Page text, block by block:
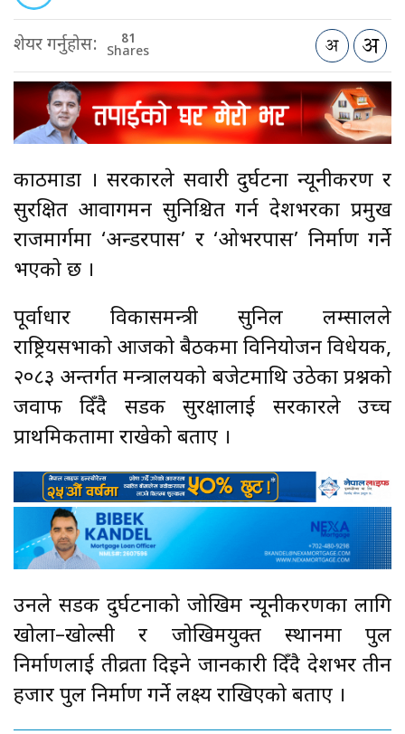
शेयर गर्नुहोस: 81
Shares
काठमाडौँ । सरकारले सवारी दुर्घटना न्यूनीकरण र
सुरक्षित आवागमन सुनिश्चित गर्न देशभरका प्रमुख
राजमार्गमा ‘अन्डरपास’ र ‘ओभरपास’ निर्माण गर्ने
भएको छ ।
पूर्वाधार विकासमन्त्री सुनिल लम्सालले
राष्ट्रियसभाको आजको बैठकमा विनियोजन विधेयक,
२०८३ अन्तर्गत मन्त्रालयको बजेटमाथि उठेका प्रश्नको
जवाफ दिँदै सडक सुरक्षालाई सरकारले उच्च
प्राथमिकतामा राखेको बताए ।
उनले सडक दुर्घटनाको जोखिम न्यूनीकरणका लागि
खोला–खोल्सी र जोखिमयुक्त स्थानमा पुल
निर्माणलाई तीव्रता दिइने जानकारी दिँदै देशभर तीन
हजार पुल निर्माण गर्ने लक्ष्य राखिएको बताए ।